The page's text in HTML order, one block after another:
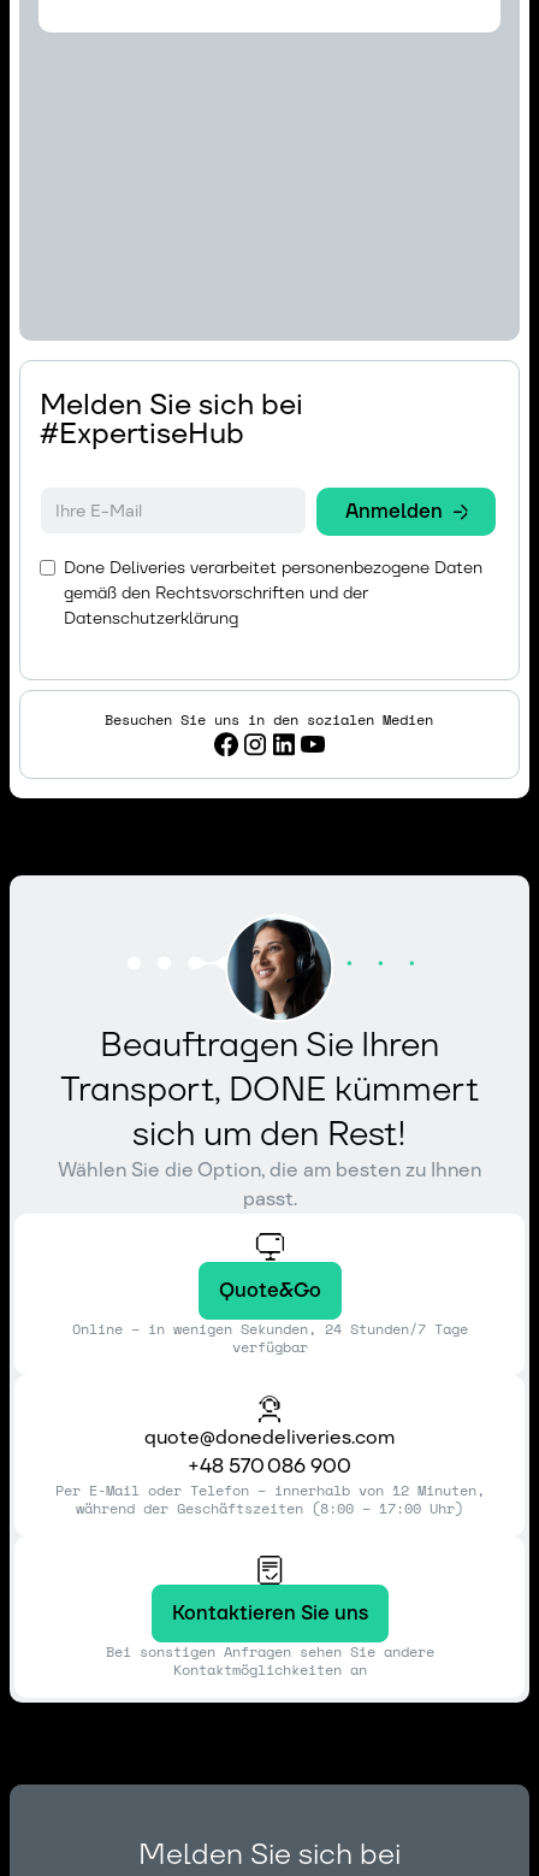
Melden Sie sich bei
#ExpertiseHub
Done Deliveries verarbeitet personenbezogene Daten
gemäß den Rechtsvorschriften und der
Datenschutzerklärung
Besuchen Sie uns in den sozialen Medien
Beauftragen Sie Ihren
Transport, DONE kümmert
sich um den Rest!
Wählen Sie die Option, die am besten zu Ihnen
passt.
Quote&Go
Online – in wenigen Sekunden, 24 Stunden/7 Tage
verfügbar
quote@donedeliveries.com
+48 570 086 900
Per E-Mail oder Telefon – innerhalb von 12 Minuten,
während der Geschäftszeiten (8:00 – 17:00 Uhr)
Kontaktieren Sie uns
Bei sonstigen Anfragen sehen Sie andere
Kontaktmöglichkeiten an
Melden Sie sich bei